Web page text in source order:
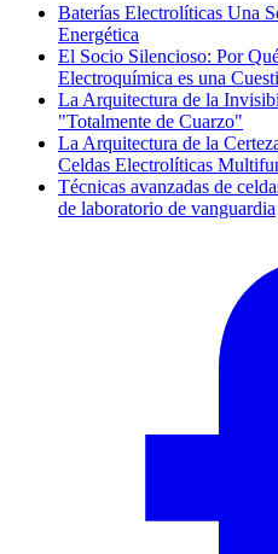
Baterías Electrolíticas Una
Energética
El Socio Silencioso: Por
Electroquímica es una
La Arquitectura de la
"Totalmente de Cuarzo"
La Arquitectura de la
Celdas Electrolíticas
Técnicas avanzadas de
de laboratorio de vanguardia